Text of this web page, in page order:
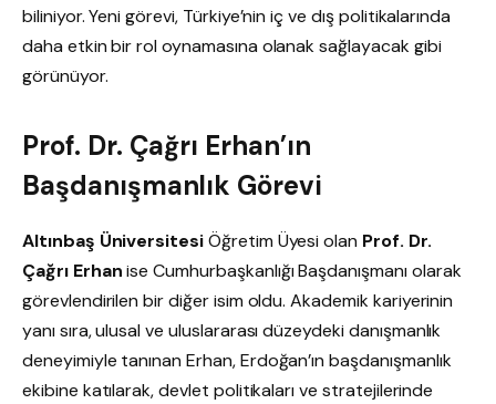
biliniyor. Yeni görevi, Türkiye’nin iç ve dış politikalarında
daha etkin bir rol oynamasına olanak sağlayacak gibi
görünüyor.
Prof. Dr. Çağrı Erhan’ın
Başdanışmanlık Görevi
Altınbaş ÜniversitesiÖğretim Üyesi olan Prof. Dr.
Çağrı Erhanise Cumhurbaşkanlığı Başdanışmanı olarak
görevlendirilen bir diğer isim oldu. Akademik kariyerinin
yanı sıra, ulusal ve uluslararası düzeydeki danışmanlık
deneyimiyle tanınan Erhan, Erdoğan’ın başdanışmanlık
ekibine katılarak, devlet politikaları ve stratejilerinde